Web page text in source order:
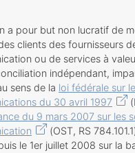
a pour but non lucratif de
clients des fournisseurs
ou de services à
indépendant,
sens de la loi fédérale sur
du 30 avril 1997
du 9 mars 2007 sur les
(OST, RS
le 1er juillet 2008 sur la
Chiffres et
procédure
L'organe de
Fondation
L'autorité